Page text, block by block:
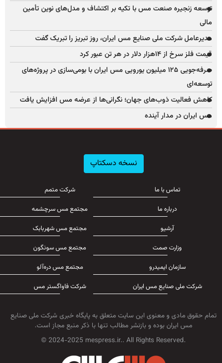
توسعه زنجیره صنعت مس با تکیه بر اکتشاف و مدل‌های نوین تأمین
مالی
مدیرعامل شرکت ملی صنایع مس ایران، روز تبریز را تبریک گفت
قیمت فلز سرخ از ۱۴هزار دلار در هر تن عبور کرد
صرفه‌جویی ۱۲۵ میلیون یورویی مس ایران با بومی‌سازی در پروژه‌های
توسعه‌ای
کاهش فعالیت ذوب‌های جهان؛ نگرانی‌ها از عرضه مس افزایش یافت
مس ایران در مدار آینده
نسخه دسکتاپ
تماس با ما
درباره ما
آرشیو
وزارت صمت
سازمان ایمیدرو
شرکت ملی صنایع مس ایران
شرکت متمم
مجتمع مس سرچشمه
مجتمع مس شهربابک
مجتمع مس سونگون
مجتمع مس دره‌آلو
شرکت فاواگستر مس
تمام حقوق مادی و معنوی این سایت متعلق به پایگاه خبری شرکت ملی صنایع
مس ایران بوده و بازنشر مطالب تنها با ذکر منبع مجاز است.
© 2024-2025 mespress.ir.. All Rights Reserved.